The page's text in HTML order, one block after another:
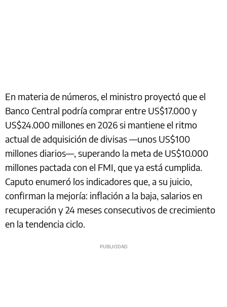
En materia de números, el ministro proyectó que el
Banco Central podría comprar entre US$17.000 y
US$24.000 millones en 2026 si mantiene el ritmo
actual de adquisición de divisas —unos US$100
millones diarios—, superando la meta de US$10.000
millones pactada con el FMI, que ya está cumplida.
Caputo enumeró los indicadores que, a su juicio,
confirman la mejoría: inflación a la baja, salarios en
recuperación y 24 meses consecutivos de crecimiento
en la tendencia ciclo.